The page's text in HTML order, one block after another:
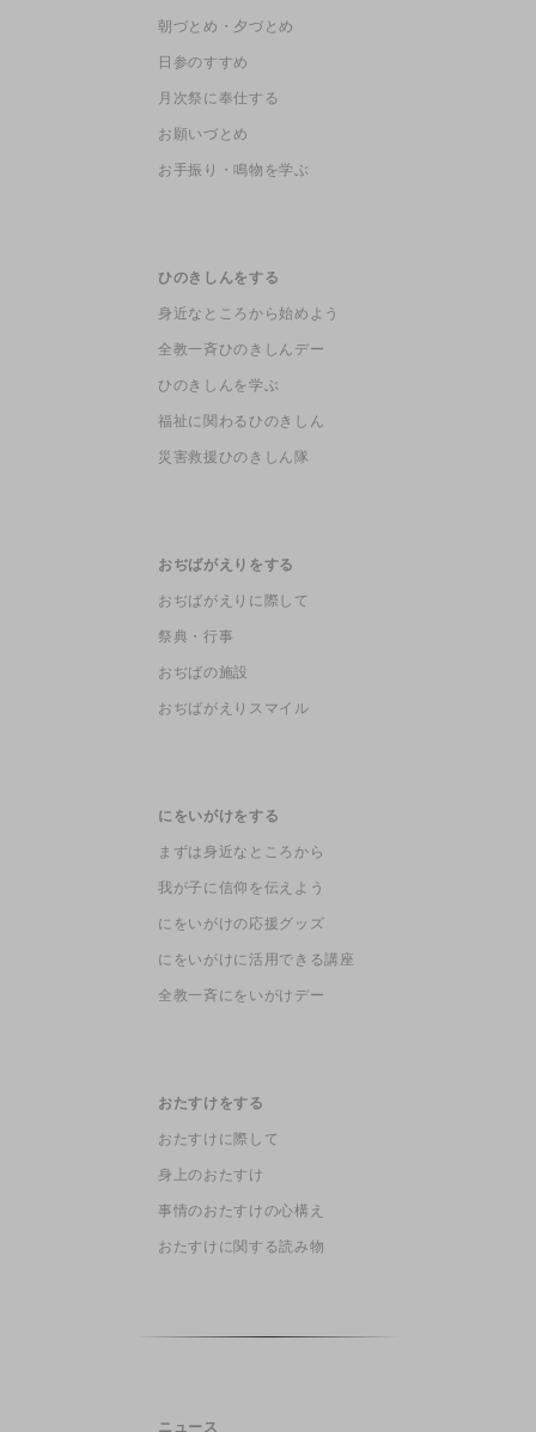
朝づとめ・夕づとめ
日参のすすめ
月次祭に奉仕する
お願いづとめ
お手振り・鳴物を学ぶ
ひのきしんをする
身近なところから始めよう
全教一斉ひのきしんデー
ひのきしんを学ぶ
福祉に関わるひのきしん
災害救援ひのきしん隊
おぢばがえりをする
おぢばがえりに際して
祭典・行事
おぢばの施設
おぢばがえりスマイル
にをいがけをする
まずは身近なところから
我が子に信仰を伝えよう
にをいがけの応援グッズ
にをいがけに活用できる講座
全教一斉にをいがけデー
おたすけをする
おたすけに際して
身上のおたすけ
事情のおたすけの心構え
おたすけに関する読み物
ニュース